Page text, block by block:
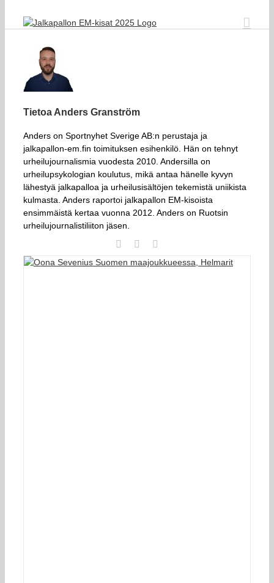
content
Tietoa Anders Granström
Anders on Sportnyhet Sverige AB:n perustaja ja
jalkapallon-em.fin toimituksen esihenkilö. Hän on tehnyt
urheilujournalismia vuodesta 2010. Andersilla on
urheilupsykologian koulutus, mikä antaa hänelle kyvyn
lähestyä jalkapalloa ja urheilusisältöjen tekemistä uniikista
kulmasta. Anders raportoi jalkapallon EM-kisoista
ensimmäistä kertaa vuonna 2012. Anders on Ruotsin
urheilujournalistiliiton jäsen.
TwitterLinkedIn